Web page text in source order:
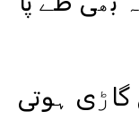
گاڑی ہوتی